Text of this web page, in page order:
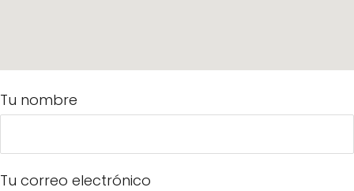
Tu nombre
Tu correo electrónico